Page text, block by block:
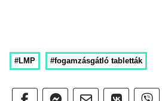
#LMP #fogamzásgátló tabletták